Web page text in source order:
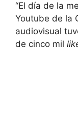
“El día de la
Youtube de la
audiovisual
de cinco mil